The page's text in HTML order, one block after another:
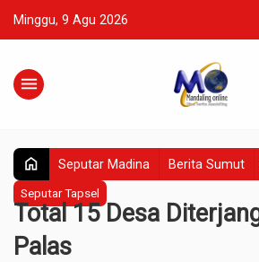
Minggu, 9 Agu 2026
menu
home Seputar Madina Berita Sumut
Seputar Tapsel
Total 15 Desa
Palas